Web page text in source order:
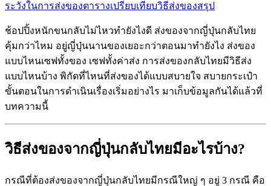
ระวังในการส่งของตารางเปรียบเทียบวิธีส่งของสรุป
ช้อปปิ้งหนักขนกลับไม่ไหวทำยังไงดี ส่งของจากญี่ปุ่นกลับไทย
คุ้มกว่าไหม อยู่ญี่ปุ่นนานของเยอะกว่าตอนมาทำยังไง ส่งของ
แบบไหนเซฟทั้งของ เซฟทั้งค่าส่ง การส่งของกลับไทยมีวิธีส่ง
แบบไหนบ้าง พิกัดที่ไหนที่ส่งของได้แบบสบายใจ สบายกระเป๋า
ขั้นตอนในการดำเนินเรื่องเริ่มอย่างไร มาเก็บข้อมูลกันได้แล้วที่
บทความนี้
วิธีส่งของจากญี่ปุ่นกลับไทยมีอะไรบ้าง?
กรณีที่ต้องส่งของจากญี่ปุ่นกลับไทยมีกรณีใหญ่ ๆ อยู่ 3 กรณี คือ